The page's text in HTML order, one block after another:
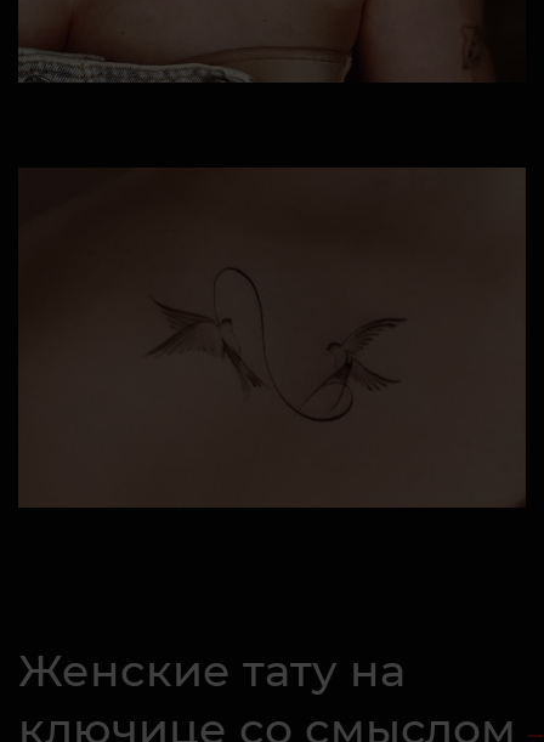
Женские тату на
ключице со смыслом